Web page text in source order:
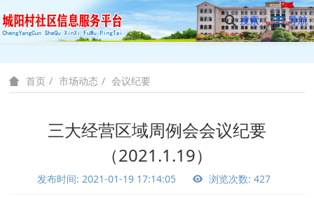
搜索 导航
首页 市场动态 会议纪要
三大经营区域周例会会议纪要
（2021.1.19）
发布时间: 2021-01-19 17:14:05 浏览次数: 427